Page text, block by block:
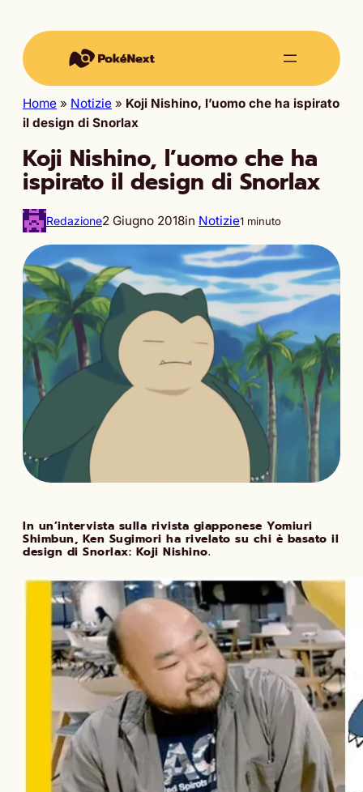
Home » Notizie » Koji Nishino, l’uomo che ha ispirato
il design di Snorlax
Koji Nishino, l’uomo che ha
ispirato il design di Snorlax
Redazione2 Giugno 2018in Notizie1 minuto
In un’intervista sulla rivista giapponese Yomiuri
Shimbun, Ken Sugimori ha rivelato su chi è basato il
design di Snorlax: Koji Nishino.